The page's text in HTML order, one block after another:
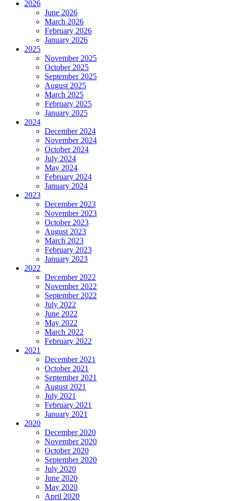
2026
June 2026
March 2026
February 2026
January 2026
2025
November 2025
October 2025
September 2025
August 2025
March 2025
February 2025
January 2025
2024
December 2024
November 2024
October 2024
July 2024
May 2024
February 2024
January 2024
2023
December 2023
November 2023
October 2023
August 2023
March 2023
February 2023
January 2023
2022
December 2022
November 2022
September 2022
July 2022
June 2022
May 2022
March 2022
February 2022
2021
December 2021
October 2021
September 2021
August 2021
July 2021
February 2021
January 2021
2020
December 2020
November 2020
October 2020
September 2020
July 2020
June 2020
May 2020
April 2020